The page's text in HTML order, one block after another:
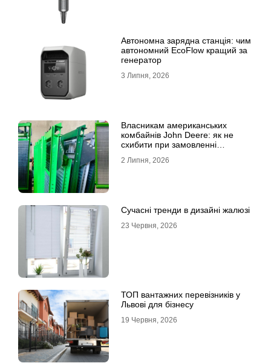
Автономна зарядна станція: чим
автономний EcoFlow кращий за
генератор
3 Липня, 2026
Власникам американських
комбайнів John Deere: як не
схибити при замовленні
2 Липня, 2026
Сучасні тренди в дизайні жалюзі
23 Червня, 2026
ТОП вантажних перевізників у
Львові для бізнесу
19 Червня, 2026